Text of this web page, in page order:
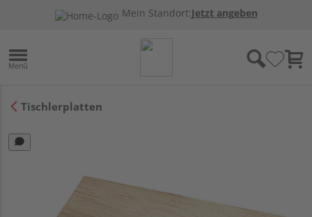
Mein Standort:Jetzt angeben
Tischlerplatten